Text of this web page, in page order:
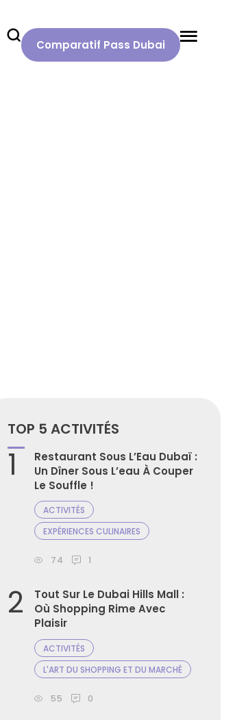
Comparatif Pass Dubai
TOP 5 ACTIVITÉS
1
Restaurant Sous L’Eau Dubaï :
Un Dîner Sous L’eau À Couper
Le Souffle !
ACTIVITÉS
EXPÉRIENCES CULINAIRES
74 1
2
Tout Sur Le Dubai Hills Mall :
Où Shopping Rime Avec
Plaisir
ACTIVITÉS
L'ART DU SHOPPING ET DU MARCHÉ
55 0